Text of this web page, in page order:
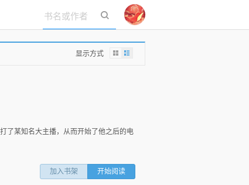
立即登录
显示方式
了某知名大主播，从而开始了他之后的电
加入书架 开始阅读